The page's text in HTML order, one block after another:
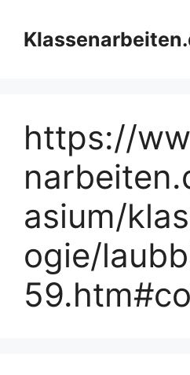
Inhalt
springen
https://
asium/
ogie/